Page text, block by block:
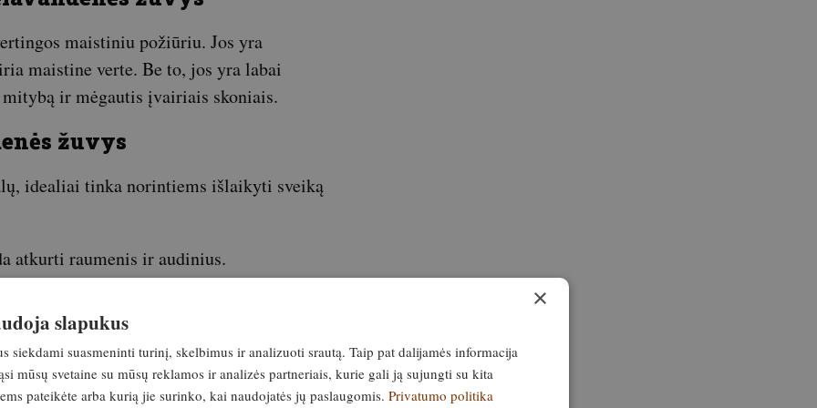
maistiniu požiūriu. Jos yra
maistine verte. Be to, jos yra labai
ir mėgautis įvairiais skoniais.
žuvys
idealiai tinka norintiems išlaikyti sveiką
atkurti raumenis ir audinius.
yra liesa ir malonaus skonio žuvis.
šaltiniai, kurie padeda stiprinti kaulų ir
×
slapukus
siekdami suasmeninti turinį, skelbimus ir analizuoti srautą. Taip pat dalijamės informacija
mūsų svetaine su mūsų reklamos ir analizės partneriais, kurie gali ją sujungti su kita
pateikėte arba kurią jie surinko, kai naudojatės jų paslaugomis. Privatumo politika